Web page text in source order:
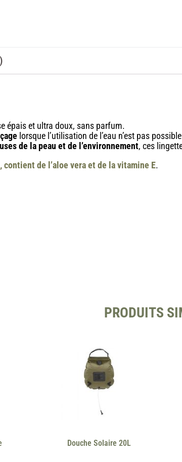
épais et ultra doux, sans parfum.
lorsque l’utilisation de l’eau n’est pas
de la peau et de l’environnement, ces
contient de l’aloe vera et de la vitamine E.
PRODUITS
Douche Solaire 20L